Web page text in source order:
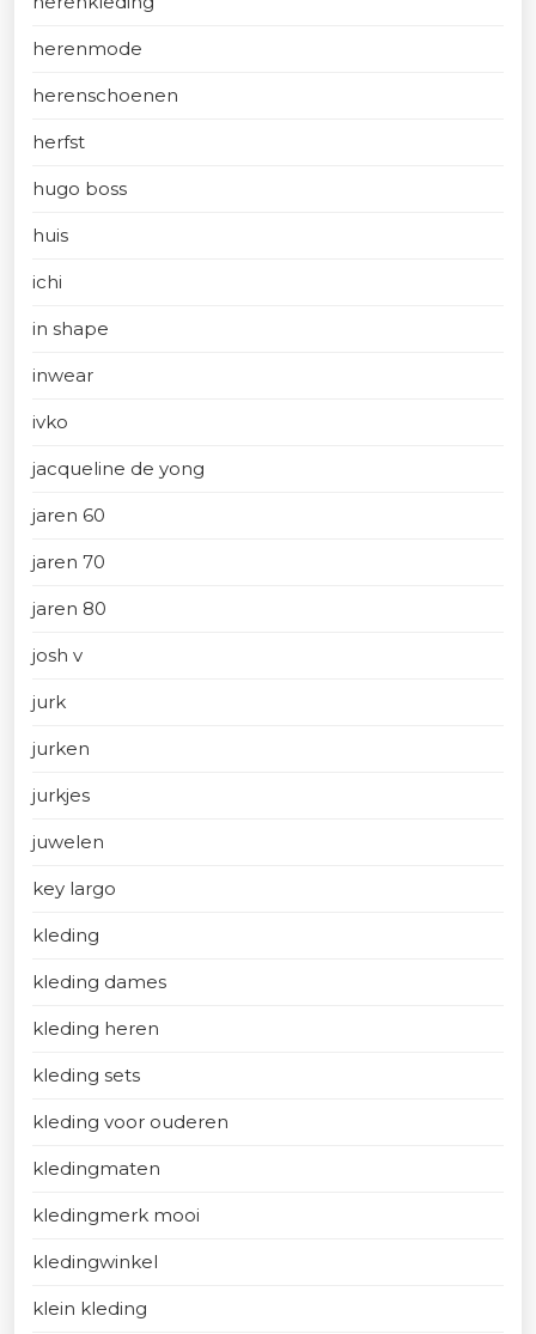
herenmode
herenschoenen
herfst
hugo boss
huis
ichi
in shape
inwear
ivko
jacqueline de yong
jaren 60
jaren 70
jaren 80
josh v
jurk
jurken
jurkjes
juwelen
key largo
kleding
kleding dames
kleding heren
kleding sets
kleding voor ouderen
kledingmaten
kledingmerk mooi
kledingwinkel
klein kleding